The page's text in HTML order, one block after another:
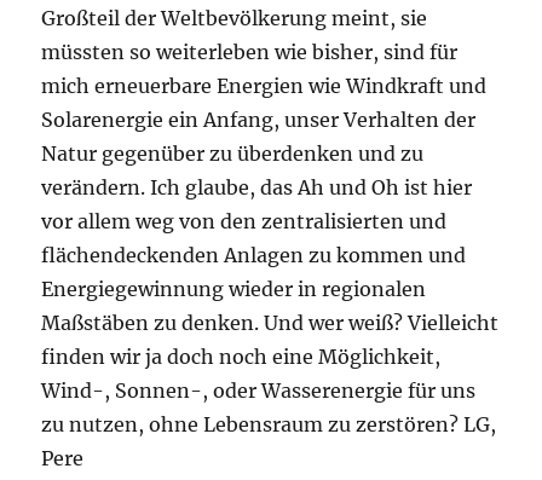
Großteil der Weltbevölkerung meint, sie
müssten so weiterleben wie bisher, sind für
mich erneuerbare Energien wie Windkraft und
Solarenergie ein Anfang, unser Verhalten der
Natur gegenüber zu überdenken und zu
verändern. Ich glaube, das Ah und Oh ist hier
vor allem weg von den zentralisierten und
flächendeckenden Anlagen zu kommen und
Energiegewinnung wieder in regionalen
Maßstäben zu denken. Und wer weiß? Vielleicht
finden wir ja doch noch eine Möglichkeit,
Wind-, Sonnen-, oder Wasserenergie für uns
zu nutzen, ohne Lebensraum zu zerstören? LG,
Pere